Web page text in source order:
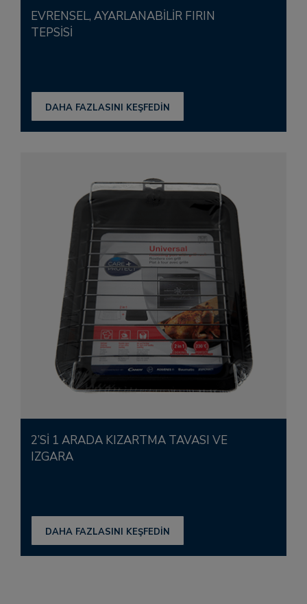
EVRENSEL, AYARLANABİLİR FIRIN
TEPSİSİ
DAHA FAZLASINI KEŞFEDİN
2’Sİ 1 ARADA KIZARTMA TAVASI VE
IZGARA
DAHA FAZLASINI KEŞFEDİN